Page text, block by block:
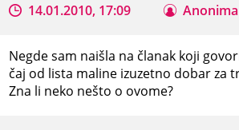
14.01.2010, 17:09
Negde sam naišla na članak koji
čaj od lista maline izuzetno dobar za
Zna li neko nešto o ovome?